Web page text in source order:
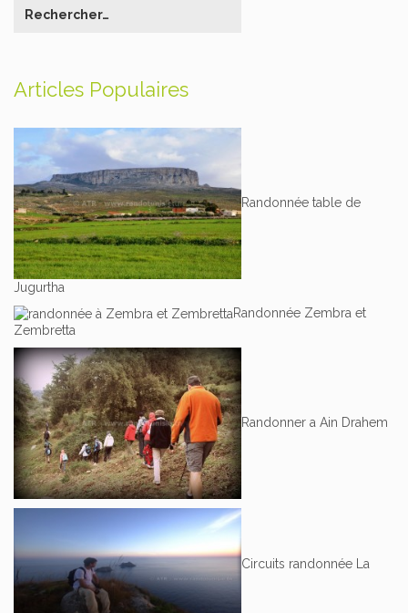
Articles Populaires
Randonnée table de
Jugurtha
Randonnée Zembra et
Zembretta
Randonner a Ain Drahem
Circuits randonnée La